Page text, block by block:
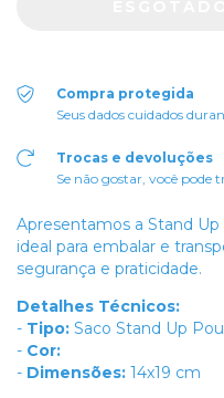
Compra protegida
Seus dados cuidados
Trocas e devoluções
Se não gostar, você pode
Apresentamos a Stand Up
ideal para embalar e
segurança e praticidade.
Detalhes Técnicos:
- Tipo: Saco Stand Up
- Cor:
- Dimensões: 14x19 cm